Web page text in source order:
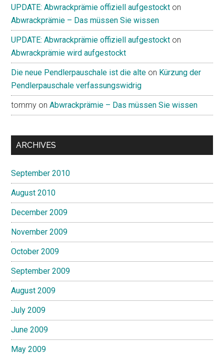
UPDATE: Abwrackprämie offiziell aufgestockt on
Abwrackprämie – Das müssen Sie wissen
UPDATE: Abwrackprämie offiziell aufgestockt on
Abwrackprämie wird aufgestockt
Die neue Pendlerpauschale ist die alte on Kürzung der
Pendlerpauschale verfassungswidrig
tommy onAbwrackprämie – Das müssen Sie wissen
ARCHIVES
September 2010
August 2010
December 2009
November 2009
October 2009
September 2009
August 2009
July 2009
June 2009
May 2009